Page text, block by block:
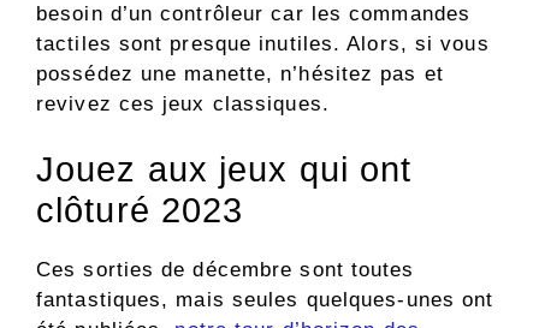
besoin d’un contrôleur car les commandes
tactiles sont presque inutiles. Alors, si vous
possédez une manette, n’hésitez pas et
revivez ces jeux classiques.
Jouez aux jeux qui ont
clôturé 2023
Ces sorties de décembre sont toutes
fantastiques, mais seules quelques-unes ont